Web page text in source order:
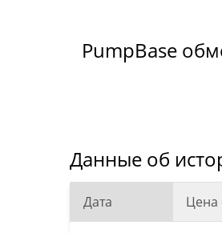
PumpBase
Данные об
Дата Цена